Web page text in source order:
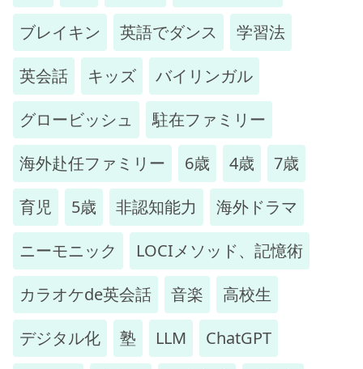
ブレイキン
英語でダンス
学習法
英会話
キッズ
バイリンガル
グロービッシュ
駐在ファミリー
海外赴任ファミリー
6歳 4歳
7歳
育児
5歳 非認知能力
海外ドラマ
ニーモニック
LOCIメソッド、記憶術
カラオケde英会話
音楽
高校生
デジタル化
塾 LLM
ChatGPT